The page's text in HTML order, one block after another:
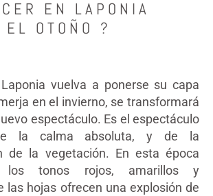
EN LAPONIA
EL OTOÑO ?
vuelva a ponerse su capa
en el invierno, se transformará
espectáculo. Es el espectáculo
la calma absoluta, y de la
de la vegetación. En esta época
los tonos rojos, amarillos y
las hojas ofrecen una explosión de